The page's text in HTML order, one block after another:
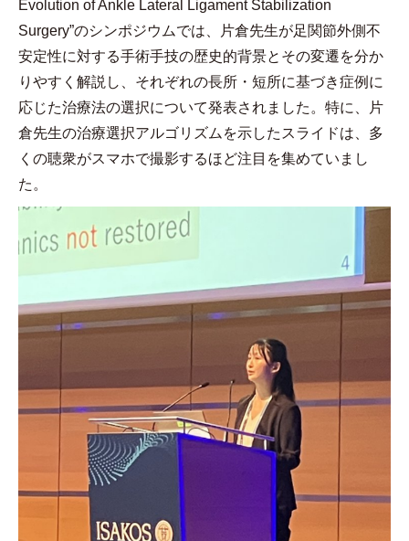
Evolution of Ankle Lateral Ligament Stabilization
Surgery”のシンポジウムでは、片倉先生が足関節外側不
安定性に対する手術手技の歴史的背景とその変遷を分か
りやすく解説し、それぞれの長所・短所に基づき症例に
応じた治療法の選択について発表されました。特に、片
倉先生の治療選択アルゴリズムを示したスライドは、多
くの聴衆がスマホで撮影するほど注目を集めていまし
た。